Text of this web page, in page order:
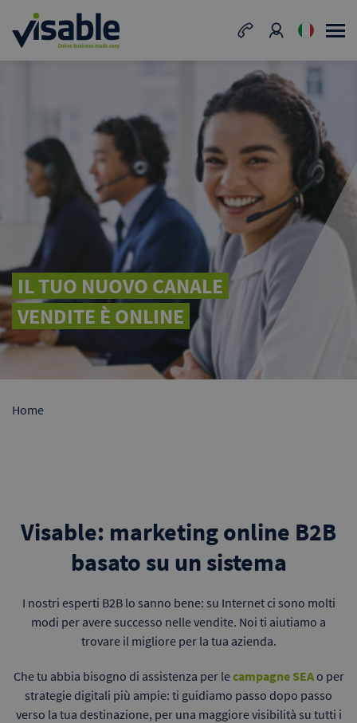
IL TUO NUOVO CANALE
VENDITE È ONLINE
Home
Visable: marketing online B2B
basato su un sistema
I nostri esperti B2B lo sanno bene: su Internet ci sono molti
modi per avere successo nelle vendite. Noi ti aiutiamo a
trovare il migliore per la tua azienda.
Che tu abbia bisogno di assistenza per lecampagne SEAo per
strategie digitali più ampie: ti guidiamo passo dopo passo
verso la tua destinazione, per una maggiore visibilità su tutti i